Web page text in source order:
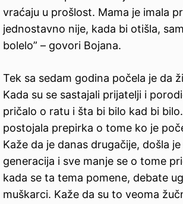
vraćaju u prošlost. Mama je imala
jednostavno nije, kada bi otišla,
bolelo” – govori Bojana.
Tek sa sedam godina počela je da
Kada su se sastajali prijatelji i
pričalo o ratu i šta bi bilo kad bi
postojala prepirka o tome ko je
Kaže da je danas drugačije, došla
generacija i sve manje se o tome
kada se ta tema pomene, debate
muškarci. Kaže da su to veoma